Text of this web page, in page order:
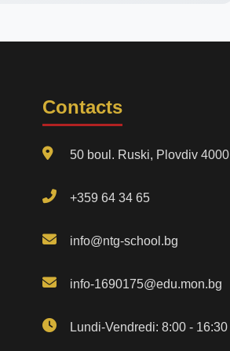
Contacts
50 boul. Ruski, Plovdiv 4000
+359 64 34 65
info@ntg-school.bg
info-1690175@edu.mon.bg
Lundi-Vendredi: 8:00 - 16:30